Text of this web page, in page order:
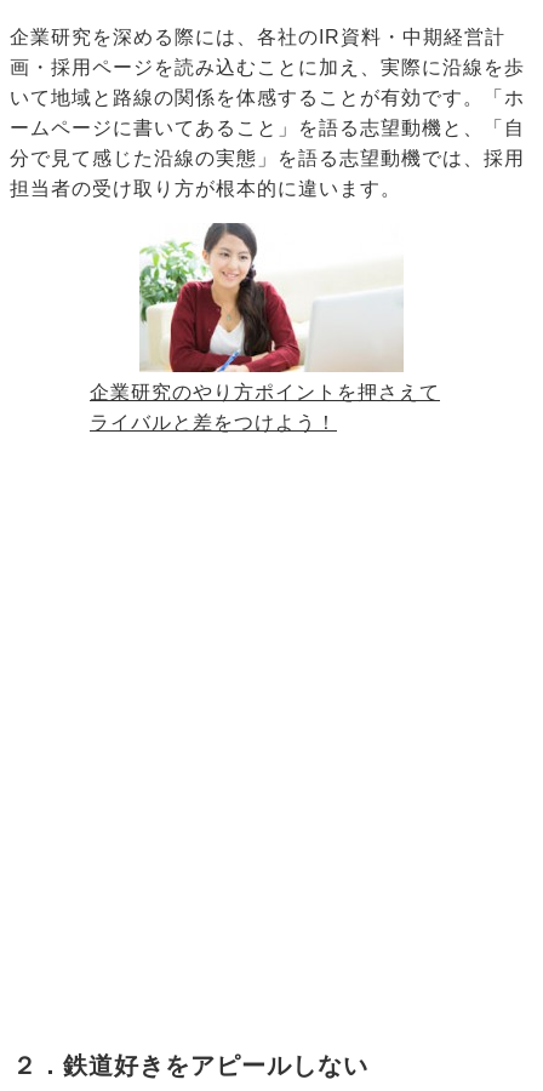
企業研究を深める際には、各社のIR資料・中期経営計
画・採用ページを読み込むことに加え、実際に沿線を歩
いて地域と路線の関係を体感することが有効です。「ホ
ームページに書いてあること」を語る志望動機と、「自
分で見て感じた沿線の実態」を語る志望動機では、採用
担当者の受け取り方が根本的に違います。
企業研究のやり方ポイントを押さえて
ライバルと差をつけよう！
２．鉄道好きをアピールしない